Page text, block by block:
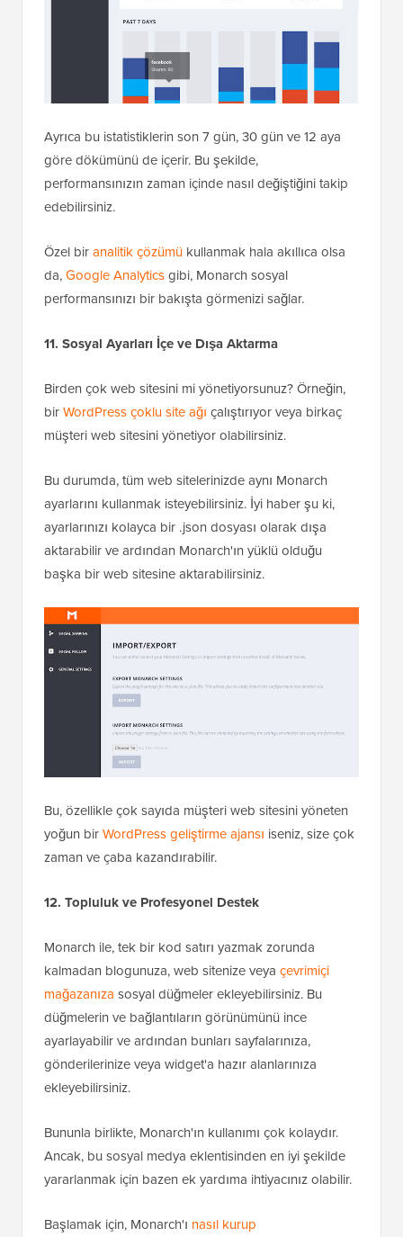
Ayrıca bu istatistiklerin son 7 gün, 30 gün ve 12 aya
göre dökümünü de içerir. Bu şekilde,
performansınızın zaman içinde nasıl değiştiğini takip
edebilirsiniz.
Özel biranalitik çözümü kullanmak hala akıllıca olsa
da,Google Analyticsgibi, Monarch sosyal
performansınızı bir bakışta görmenizi sağlar.
11. Sosyal Ayarları İçe ve Dışa Aktarma
Birden çok web sitesini mi yönetiyorsunuz? Örneğin,
birWordPress çoklu site ağı çalıştırıyor veya birkaç
müşteri web sitesini yönetiyor olabilirsiniz.
Bu durumda, tüm web sitelerinizde aynı Monarch
ayarlarını kullanmak isteyebilirsiniz. İyi haber şu ki,
ayarlarınızı kolayca bir .json dosyası olarak dışa
aktarabilir ve ardından Monarch'ın yüklü olduğu
başka bir web sitesine aktarabilirsiniz.
Bu, özellikle çok sayıda müşteri web sitesini yöneten
yoğun birWordPress geliştirme ajansı iseniz, size çok
zaman ve çaba kazandırabilir.
12. Topluluk ve Profesyonel Destek
Monarch ile, tek bir kod satırı yazmak zorunda
kalmadan blogunuza, web sitenize veya çevrimiçi
mağazanıza sosyal düğmeler ekleyebilirsiniz. Bu
düğmelerin ve bağlantıların görünümünü ince
ayarlayabilir ve ardından bunları sayfalarınıza,
gönderilerinize veya widget'a hazır alanlarınıza
ekleyebilirsiniz.
Bununla birlikte, Monarch'ın kullanımı çok kolaydır.
Ancak, bu sosyal medya eklentisinden en iyi şekilde
yararlanmak için bazen ek yardıma ihtiyacınız olabilir.
Başlamak için, Monarch'ı nasıl kurup